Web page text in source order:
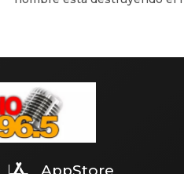
el resto.